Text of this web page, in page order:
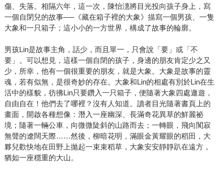
傷、失落。相隔六年，這一次，陳怡潓將目光投向孩子身上，寫
一個自閉兒的故事──《藏在箱子裡的大象》描寫一個男孩、一隻
大象和一只箱子；這小小的一方世界，構成了故事的輪廓。
男孩Lin是故事主角，話少，而且單一，只會說「要」或「不
要」。可以想見，這樣一個自閉的孩子，身邊的朋友肯定少之又
少，所幸，他有一個很重要的朋友，就是大象。大象是故事的靈
魂，若有似無，是很奇妙的存在。大象和Lin的相處有別於Lin在生
活中的樣貌，彷彿Lin只要鑽入一只箱子，便隨著大象四處遨遊，
自由自在！他們去了哪裡？沒有人知道。讀者目光隨著書頁上的
畫面，開啟各種想像：潛入一座幽深、長滿奇花異草的鮮麗祕
境；隨著一輛公車，向微微陡斜的山路而去；一轉眼，飛向闃寂
無聲的遼闊天際……然後，柳暗花明，滿眼金黃耀眼的稻田，大
夥兒歡快地在田野上拋起一束束稻草，大象安安靜靜趴在遠方，
猶如一座穩重的大山。